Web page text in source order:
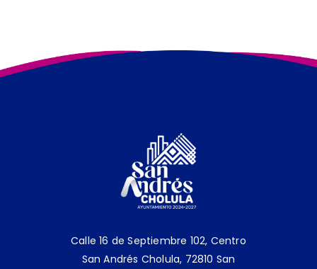
Calle 16 de Septiembre 102, Centro
San Andrés Cholula, 72810 San